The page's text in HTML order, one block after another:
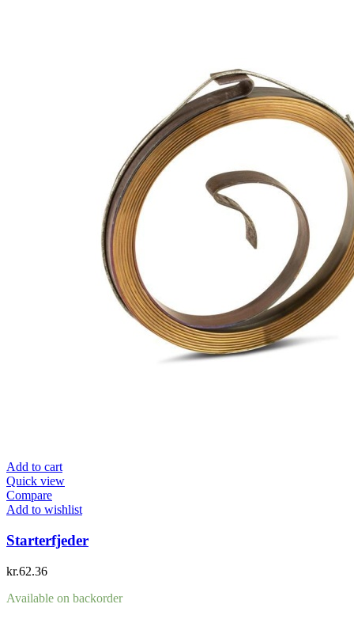
Add to cart
Quick view
Compare
Add to wishlist
Starterfjeder
kr.62.36
Available on backorder